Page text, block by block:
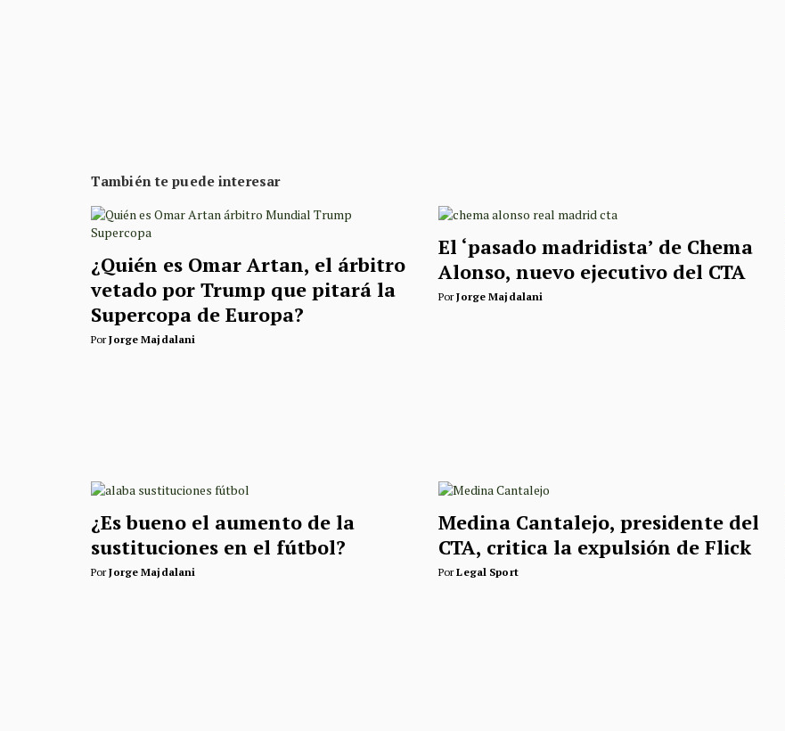
También te puede interesar
¿Quién es Omar Artan, el árbitro
vetado por Trump que pitará la
Supercopa de Europa?
PorJorge Majdalani
El ‘pasado madridista’ de Chema
Alonso, nuevo ejecutivo del CTA
PorJorge Majdalani
¿Es bueno el aumento de la
sustituciones en el fútbol?
PorJorge Majdalani
Medina Cantalejo, presidente del
CTA, critica la expulsión de Flick
PorLegal Sport